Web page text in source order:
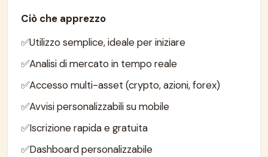
Ciò che apprezzo
Utilizzo semplice, ideale per iniziare
Analisi di mercato in tempo reale
Accesso multi-asset (crypto, azioni, forex)
Avvisi personalizzabili su mobile
Iscrizione rapida e gratuita
Dashboard personalizzabile